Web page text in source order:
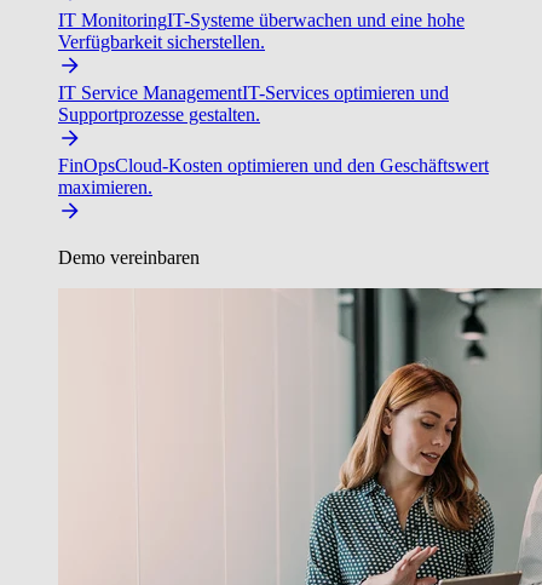
IT MonitoringIT-Systeme überwachen und eine hohe
Verfügbarkeit sicherstellen.
IT Service ManagementIT-Services optimieren und
Supportprozesse gestalten.
FinOpsCloud-Kosten optimieren und den Geschäftswert
maximieren.
Demo vereinbaren